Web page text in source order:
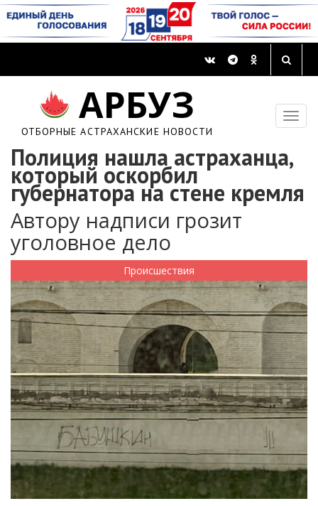
АРБУЗ
ОТБОРНЫЕ АСТРАХАНСКИЕ НОВОСТИ
Полиция нашла астраханца,
который оскорбил
губернатора на стене кремля
Автору надписи грозит
уголовное дело
Происшествия